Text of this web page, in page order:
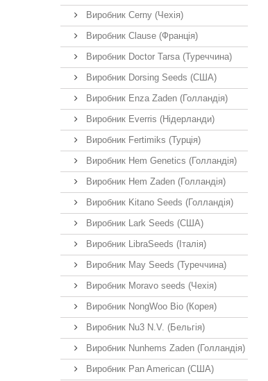
Виробник Cerny (Чехія)
Виробник Clause (Франція)
Виробник Doctor Tarsa (Туреччина)
Виробник Dorsing Seeds (США)
Виробник Enza Zaden (Голландія)
Виробник Everris (Нідерланди)
Виробник Fertimiks (Турція)
Виробник Hem Genetics (Голландія)
Виробник Hem Zaden (Голландія)
Виробник Kitano Seeds (Голландія)
Виробник Lark Seeds (США)
Виробник LibraSeeds (Італія)
Виробник May Seeds (Туреччина)
Виробник Moravo seeds (Чехія)
Виробник NongWoo Bio (Корея)
Виробник Nu3 N.V. (Бельгія)
Виробник Nunhems Zaden (Голландія)
Виробник Pan American (США)